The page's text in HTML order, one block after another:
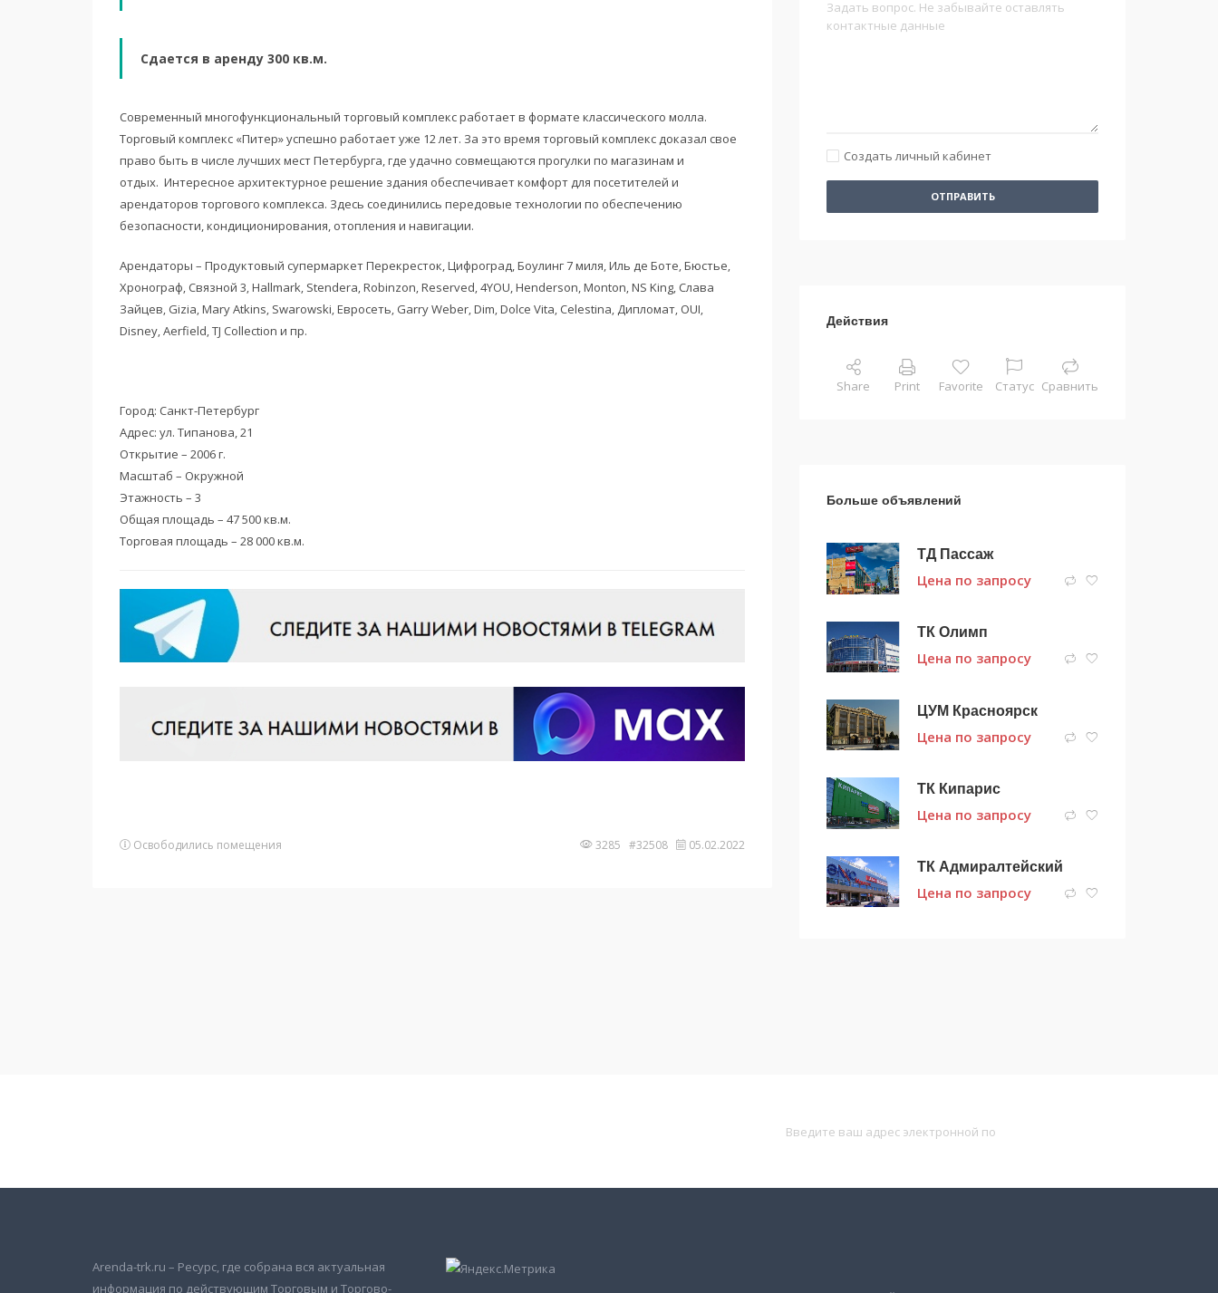
Сдается в аренду 300 кв.м.
Современный многофункциональный торговый комплекс работает в формате классического молла.
Торговый комплекс «Питер» успешно работает уже 12 лет. За это время торговый комплекс доказал свое
право быть в числе лучших мест Петербурга, где удачно совмещаются прогулки по магазинам и
отдых. Интересное архитектурное решение здания обеспечивает комфорт для посетителей и
арендаторов торгового комплекса. Здесь соединились передовые технологии по обеспечению
безопасности, кондиционирования, отопления и навигации.
Арендаторы – Продуктовый супермаркет Перекресток, Цифроград, Боулинг 7 миля, Иль де Боте‚ Бюстье‚
Хронограф‚ Связной 3‚ Hallmark‚ Stendera‚ Robinzon‚ Reserved‚ 4YOU, Нenderson, Monton‚ NS King‚ Слава
Зайцев‚ Gizia‚ Mary Atkins‚ Swarоwski‚ Евросеть‚ Garry Weber‚ Dim‚ Dolce Vita‚ Celestina‚ Дипломат‚ OUI‚
Disney‚ Aerfield‚ TJ Collection и пр.
Город: Санкт-Петербург
Адрес: ул. Типанова, 21
Открытие – 2006 г.
Масштаб – Окружной
Этажность – 3
Общая площадь – 47 500 кв.м.
Торговая площадь – 28 000 кв.м.
Освободились помещения 3285 #32508 05.02.2022
Создать личный кабинет
ОТПРАВИТЬ
Действия
Share Print Favorite Статус Сравнить
Больше объявлений
ТД Пассаж
Цена по запросу
ТК Олимп
Цена по запросу
ЦУМ Красноярск
Цена по запросу
ТК Кипарис
Цена по запросу
ТК Адмиралтейский
Цена по запросу
Arenda-trk.ru – Ресурс, где собрана вся актуальная
информация по действующим Торговым и Торгово-